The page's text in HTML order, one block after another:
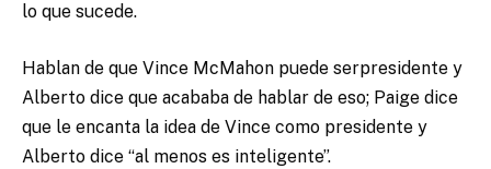
lo que sucede.
Hablan de que Vince McMahon puede serpresidente y
Alberto dice que acababa de hablar de eso; Paige dice
que le encanta la idea de Vince como presidente y
Alberto dice “al menos es inteligente”.